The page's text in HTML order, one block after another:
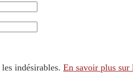
indésirables. En savoir plus sur